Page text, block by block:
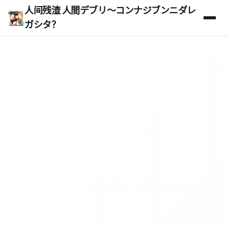
人间残渣 人間デブリ～コンナジブンニダレ
ガシタ？